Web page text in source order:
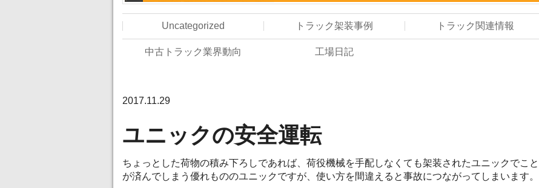
Uncategorized トラック架装事例 トラック関連情報
中古トラック業界動向 工場日記
2017.11.29
ユニックの安全運転
ちょっとした荷物の積み下ろしであれば、荷役機械を手配しなくても架装されたユニックでこと
が済んでしまう優れもののユニックですが、使い方を間違えると事故につながってしまいます。